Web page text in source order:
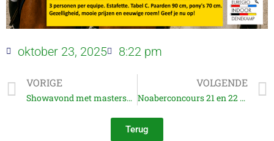
oktober 23, 2025 8:22 pm
VORIGE
Showavond met masterspringen
VOLGENDE
Noaberconcours 21 en 22 maart 2026 (bij goed weer outdoor)
Terug